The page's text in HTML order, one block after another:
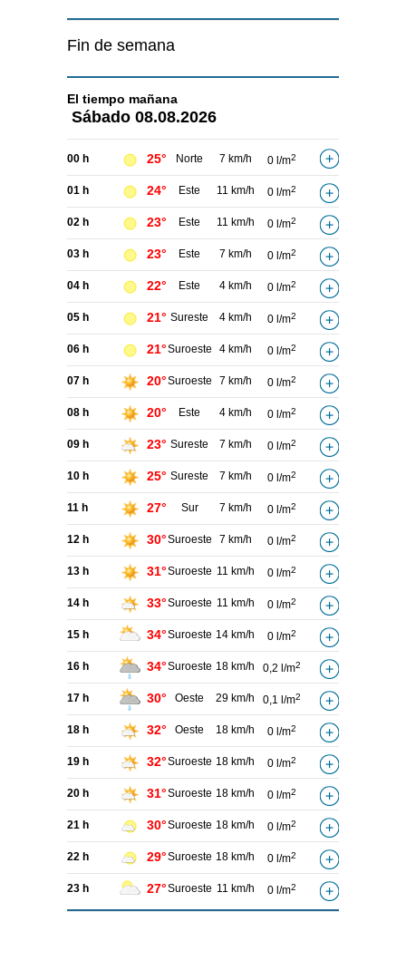
Fin de semana
El tiempo mañana
Sábado 08.08.2026
00 h 25° Norte 7 km/h 0 l/m2
01 h 24° Este 11 km/h 0 l/m2
02 h 23° Este 11 km/h 0 l/m2
03 h 23° Este 7 km/h 0 l/m2
04 h 22° Este 4 km/h 0 l/m2
05 h 21° Sureste 4 km/h 0 l/m2
06 h 21°Suroeste 4 km/h 0 l/m2
07 h 20°Suroeste 7 km/h 0 l/m2
08 h 20° Este 4 km/h 0 l/m2
09 h 23° Sureste 7 km/h 0 l/m2
10 h 25° Sureste 7 km/h 0 l/m2
11 h 27° Sur 7 km/h 0 l/m2
12 h 30°Suroeste 7 km/h 0 l/m2
13 h 31°Suroeste 11 km/h 0 l/m2
14 h 33°Suroeste 11 km/h 0 l/m2
15 h 34°Suroeste 14 km/h 0 l/m2
16 h 34°Suroeste 18 km/h 0,2 l/m2
17 h 30° Oeste 29 km/h 0,1 l/m2
18 h 32° Oeste 18 km/h 0 l/m2
19 h 32°Suroeste 18 km/h 0 l/m2
20 h 31°Suroeste 18 km/h 0 l/m2
21 h 30°Suroeste 18 km/h 0 l/m2
22 h 29°Suroeste 18 km/h 0 l/m2
23 h 27°Suroeste 11 km/h 0 l/m2